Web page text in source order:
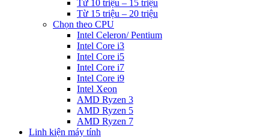
Từ 10 triệu – 15 triệu
Từ 15 triệu – 20 triệu
Chọn theo CPU
Intel Celeron/ Pentium
Intel Core i3
Intel Core i5
Intel Core i7
Intel Core i9
Intel Xeon
AMD Ryzen 3
AMD Ryzen 5
AMD Ryzen 7
Linh kiện máy tính